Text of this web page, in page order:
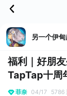
另一个伊
福利｜好朋
TapTap十周
菲奈 04/17 5786